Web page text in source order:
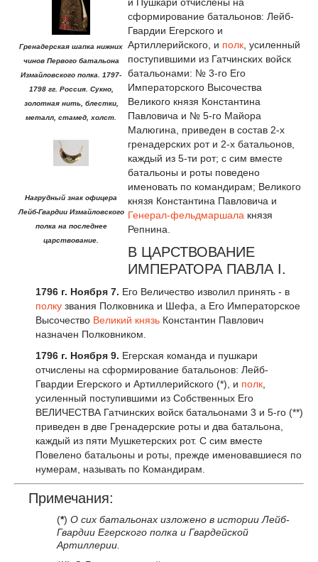
Гренадерская шапка нижних
чинов Первого батальона
Измайловского полка. 1797-
1798 гг. Россия. Сукно,
золотная нить, блестки,
металл, стамед, холст.
Нагрудный знак офицера
Лейб-Гвардии Измайловского
полка на последнее
царствование.
и Пушкари отчислены на
сформирование батальонов: Лейб-
Гвардии Егерского и
Артиллерийского, и полк, усиленный
поступившими из Гатчинских войск
батальонами: № 3-го Его
Императорского Высочества
Великого князя Константина
Павловича и № 5-го Майора
Малюгина, приведен в состав 2-х
гренадерских рот и 2-х батальонов,
каждый из 5-ти рот; с сим вместе
батальоны и роты поведено
именовать по командирам; Великого
князя Константина Павловича и
Генерал-фельдмаршала князя
Репнина.
В ЦАРСТВОВАНИЕ
ИМПЕРАТОРА ПАВЛА I.
1796 г. Ноября 7. Его Величество изволил принять - в
полку звания Полковника и Шефа, а Его Императорское
Высочество Великий князь Константин Павлович
назначен Полковником.
1796 г. Ноября 9. Егерская команда и пушкари
отчислены на сформирование батальонов: Лейб-
Гвардии Егерского и Артиллерийского (*), и полк
усиленный поступившими из Собственных Его
ВЕЛИЧЕСТВА Гатчинских войск батальонами 3 и 5-го (**)
приведен в две Гренадерские роты и два батальона,
каждый из пяти Мушкетерских рот. С сим вместе
Повелено батальоны и роты, прежде именовавшиеся по
нумерам, называть по Командирам.
Примечания:
(*) О сих батальонах изложено в истории Лейб-
Гвардии Егерского полка и Гвардейской
Артиллерии.